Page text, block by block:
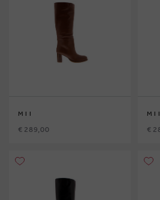
MII
€ 289,00
MII
€